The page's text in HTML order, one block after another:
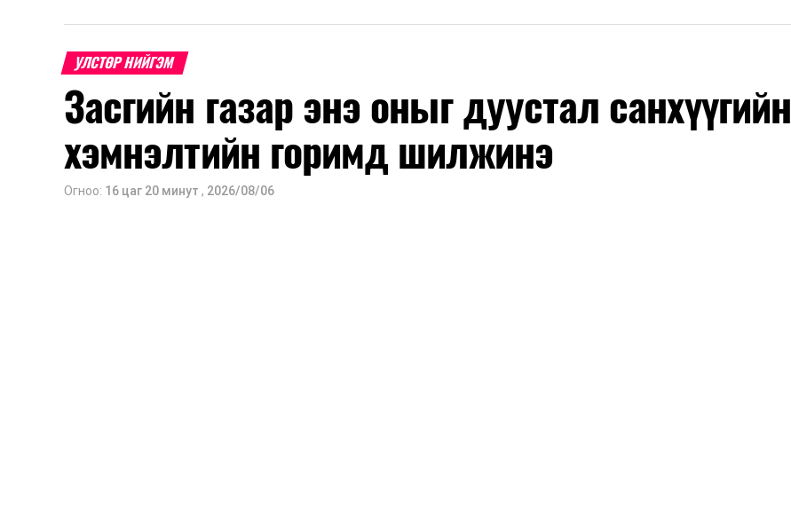
УЛСТӨР НИЙГЭМ
Засгийн газар энэ оныг дуустал санхүүгийн
хэмнэлтийн горимд шилжинэ
Огноо: 16 цаг 20 минут , 2026/08/06